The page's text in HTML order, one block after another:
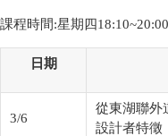
課程時間:星期四
日期
3/6
從東湖聯外
設計者特徵